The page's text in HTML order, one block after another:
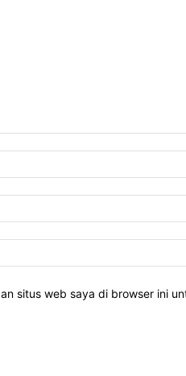
situs web saya di browser ini